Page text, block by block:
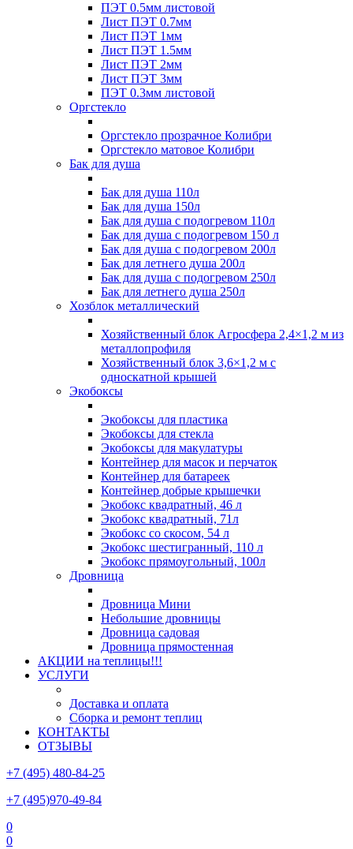
ПЭТ 0.5мм листовой
Лист ПЭТ 0.7мм
Лист ПЭТ 1мм
Лист ПЭТ 1.5мм
Лист ПЭТ 2мм
Лист ПЭТ 3мм
ПЭТ 0.3мм листовой
Оргстекло
Оргстекло прозрачное Колибри
Оргстекло матовое Колибри
Бак для душа
Бак для душа 110л
Бак для душа 150л
Бак для душа с подогревом 110л
Бак для душа с подогревом 150 л
Бак для душа с подогревом 200л
Бак для летнего душа 200л
Бак для душа с подогревом 250л
Бак для летнего душа 250л
Хозблок металлический
Хозяйственный блок Агросфера 2,4×1,2 м из
металлопрофиля
Хозяйственный блок 3,6×1,2 м с
односкатной крышей
Экобоксы
Экобоксы для пластика
Экобоксы для стекла
Экобоксы для макулатуры
Контейнер для масок и перчаток
Контейнер для батареек
Контейнер добрые крышечки
Экобокс квадратный, 46 л
Экобокс квадратный, 71л
Экобокс со скосом, 54 л
Экобокс шестигранный, 110 л
Экобокс прямоугольный, 100л
Дровница
Дровница Мини
Небольшие дровницы
Дровница садовая
Дровница прямостенная
АКЦИИ на теплицы!!!
УСЛУГИ
Доставка и оплата
Сборка и ремонт теплиц
КОНТАКТЫ
ОТЗЫВЫ
+7 (495) 480-84-25
+7 (495)970-49-84
0
0